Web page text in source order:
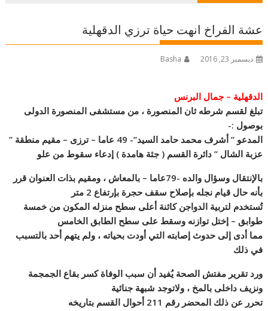
عشة الفراخ انهت حياة ترزي الدقهلية
ديسمبر 23, 2016 Basha
الدقهلية – جمال البرنس
تبلغ لقسم شرطه ثان المنصورة ، من مستشفى المنصورة الدولى
بوصول :-
المدعو ” أشرف محمد حامد السيد”- 49 عاما – ترزى – مقيم منطقة ”
عزبة الشال ” دائرة القسم ( جثة هامدة ) إدعاء سقوط من علو
بالإنتقال وسؤال والده -79عاما – بالمعاش ، ومقيم بذات العنوان قرر
بأنه حال قيام نجله بإصلاح سقف حجرة بإرتفاع 2 متر
تُستخدم لتربية الدواجن كائنة أعلى سطح منزله المكون من خمسة
طوابق – إختل توازنه وسقط على سطح الطابق الخامس
مما أدى إلى حدوث إصابته التي أودت بحياته ، ولم يتهم أحد بالتسبب
في ذلك
ورد تقرير مفتش الصحة يُفيد أن سبب الوفاة كسر بقاع الجمجمة
ونزيف داخلى بالمخ ، ولاتوجد شبهة جنائية
تحرر عن ذلك المحضر رقم 211 أحوال القسم بتاريخه